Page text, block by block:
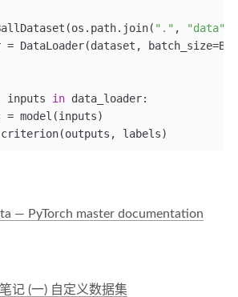
"." , "data"
= DataLoader(dataset,
inputs in data_loader:
= model(inputs)
labels)
— PyTorch master documentation
记 (一) 自定义数据集